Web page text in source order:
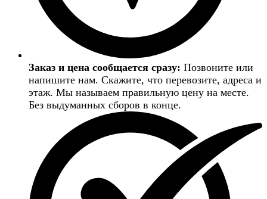
Заказ и цена сообщается сразу: Позвоните или
напишите нам. Скажите, что перевозите, адреса и
этаж. Мы называем правильную цену на месте.
Без выдуманных сборов в конце.